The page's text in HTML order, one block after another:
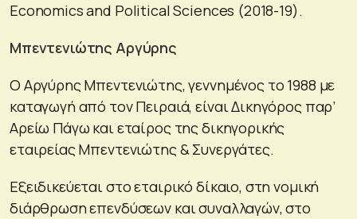
Economics and Political Sciences (2018-19).
Μπεντενιώτης Αργύρης
Ο Αργύρης Μπεντενιώτης, γεννημένος το 1988 με
καταγωγή από τον Πειραιά, είναι Δικηγόρος παρ’
Αρείω Πάγω και εταίρος της δικηγορικής
εταιρείας Μπεντενιώτης & Συνεργάτες.
Εξειδικεύεται στο εταιρικό δίκαιο, στη νομική
διάρθρωση επενδύσεων και συναλλαγών, στο